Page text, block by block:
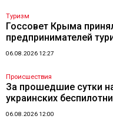
Туризм
Госсовет Крыма
предпринимателей
06.08.2026 12:27
Происшествия
За прошедшие сутки
украинских
06.08.2026 12:00